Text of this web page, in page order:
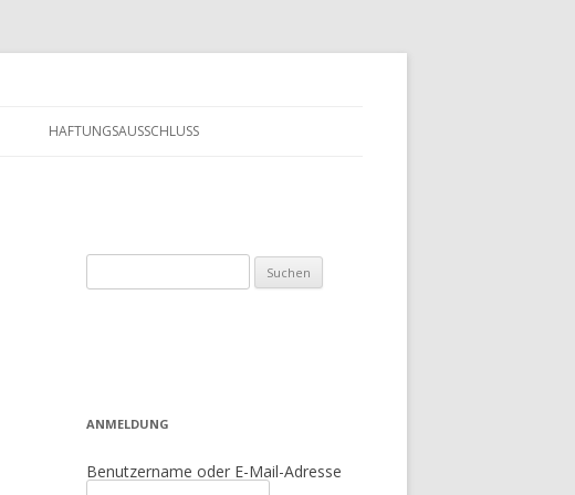
HAFTUNGSAUSSCHLUSS
nach:
ANMELDUNG
Benutzername oder E-Mail-Adresse